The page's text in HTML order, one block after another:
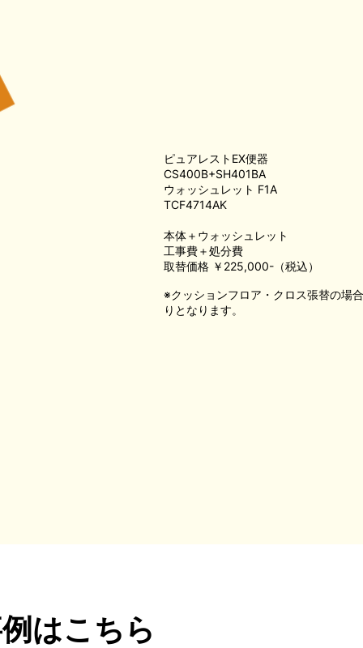
※クッションフロア・クロス張替の場
りとなります。
ピュアレストEX便器
CS400B+SH401BA
ウォッシュレット F1A
TCF4714AK
本体＋ウォッシュレット
工事費＋処分費
取替価格 ￥225,000-（税込）
はこちら